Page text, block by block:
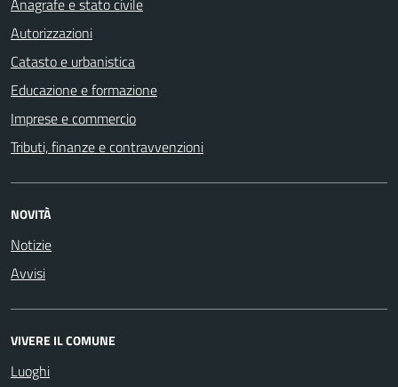
Autorizzazioni
Catasto e urbanistica
Educazione e formazione
Imprese e commercio
Tributi, finanze e contravvenzioni
NOVITÀ
Notizie
Avvisi
VIVERE IL COMUNE
Luoghi